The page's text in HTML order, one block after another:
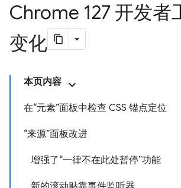
Chrome 127 开发者
变化
本页内容
在“元素”面板中检查 CSS 锚点定位
“来源”面板改进
增强了“一律不在此处暂停”功能